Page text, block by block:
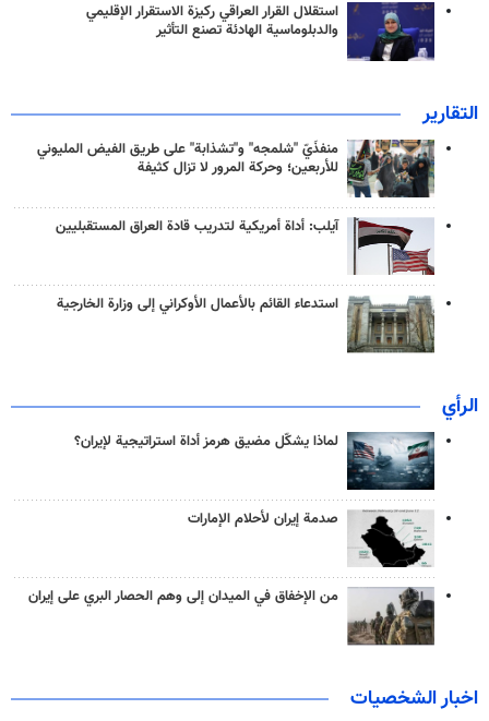
استقلال القرار العراقي ركيزة الاستقرار الإقليمي
والدبلوماسية الهادئة تصنع التأثير
التقارير
منفذَيّ "شلمجه" و"تشذابة" على طريق الفيض المليوني
للأربعين؛ وحركة المرور لا تزال كثيفة
آيلب: أداة أمريكية لتدريب قادة العراق المستقبليين
استدعاء القائم بالأعمال الأوكراني إلى وزارة الخارجية
الرأي
لماذا يشكّل مضيق هرمز أداة استراتيجية لإيران؟
صدمة إيران لأحلام الإمارات
من الإخفاق في الميدان إلى وهم الحصار البري على إيران
اخبار الشخصيات